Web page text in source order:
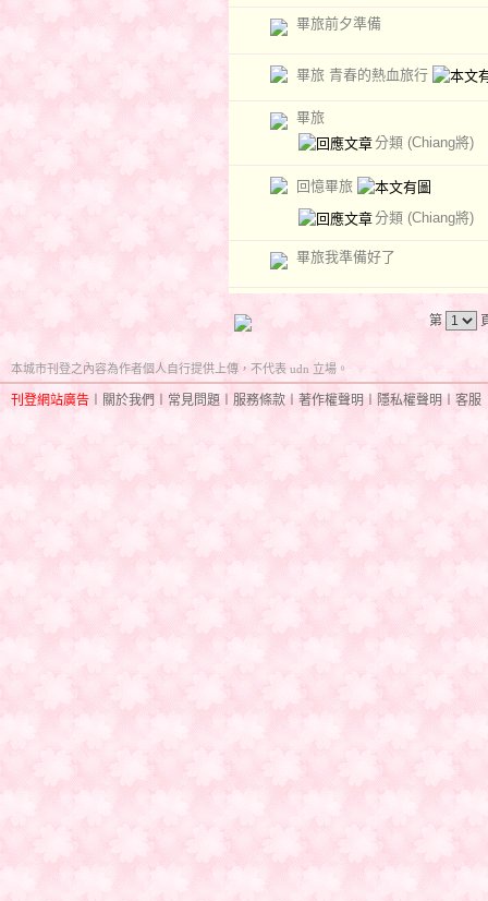
畢旅前夕準備
畢旅 青春的熱血旅行
畢旅
分類 (Chiang將)
回憶畢旅
分類 (Chiang將)
畢旅我準備好了
第
本城市刊登之內容為作者個人自行提供上傳，不代表 udn 立場。
刊登網站廣告 關於我們 常見問題 服務條款 著作權聲明 隱私權聲明 客服